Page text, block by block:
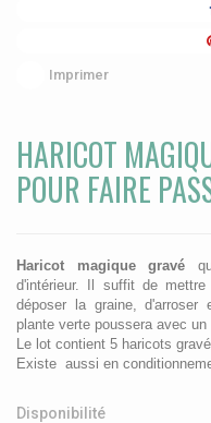
Imprimer
HARICOT
POUR FAIRE
Haricot magique gravé
d'intérieur. Il suffit de
déposer la graine,
plante verte poussera avec
Le lot contient 5 haricots
Existe aussi en
Disponibilité